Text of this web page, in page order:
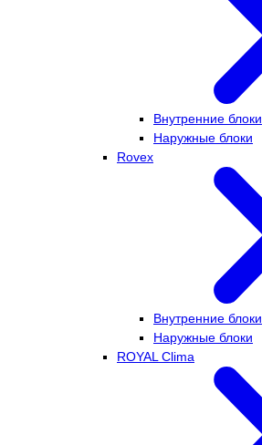
Внутренние блоки
Наружные блоки
Rovex
Внутренние блоки
Наружные блоки
ROYAL Clima